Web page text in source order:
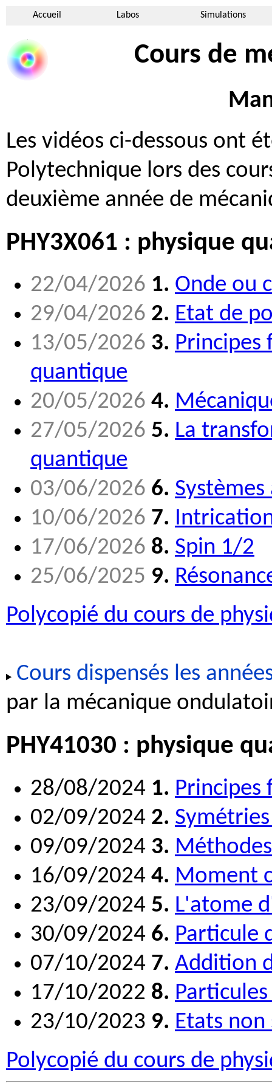
Accueil Labos Simulations
Cours de
Les vidéos ci-dessous ont
Polytechnique lors des
deuxième année de
PHY3X061 : physique
22/04/2026 1. Onde ou
29/04/2026 2. Etat de
13/05/2026 3. Principes
quantique
20/05/2026 4.
27/05/2026 5. La
quantique
03/06/2026 6.
10/06/2026 7.
17/06/2026 8. Spin 1/2
25/06/2025 9.
Polycopié du cours de
Cours dispensés les
par la mécanique
PHY41030 : physique
28/08/2024 1. Principes
02/09/2024 2.
09/09/2024 3.
16/09/2024 4. Moment
23/09/2024 5. L'atome
30/09/2024 6. Particule
07/10/2024 7. Addition
17/10/2022 8.
23/10/2023 9. Etats
Polycopié du cours de